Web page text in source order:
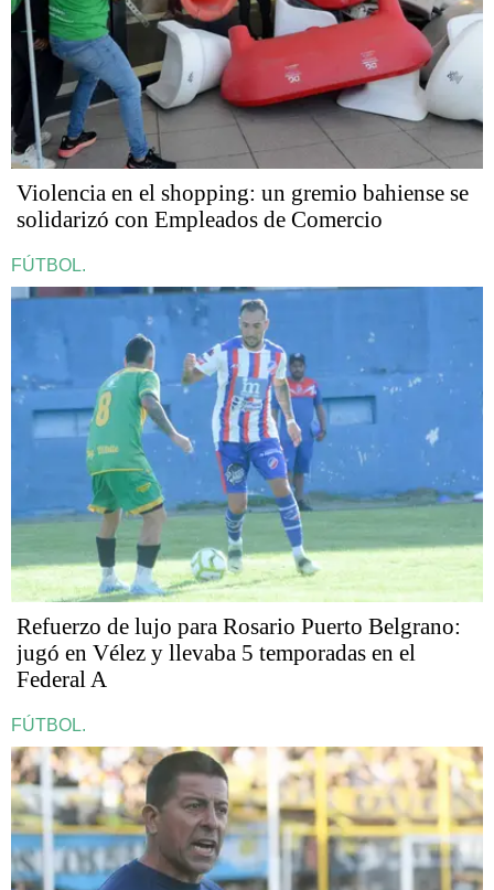
Violencia en el shopping: un gremio bahiense se
solidarizó con Empleados de Comercio
FÚTBOL.
Refuerzo de lujo para Rosario Puerto Belgrano:
jugó en Vélez y llevaba 5 temporadas en el
Federal A
FÚTBOL.